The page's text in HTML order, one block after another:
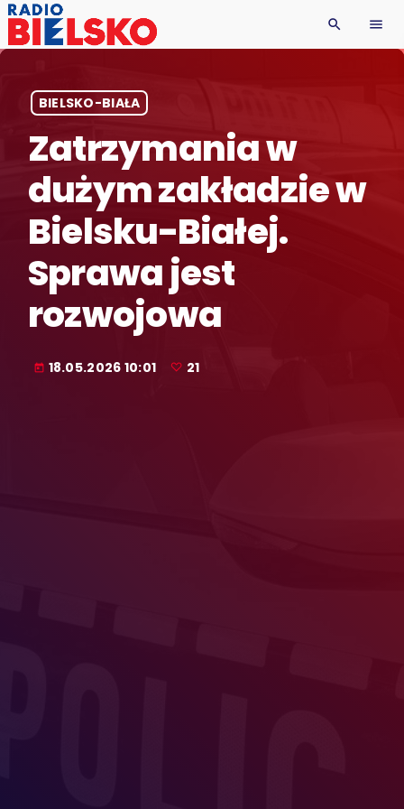
search menu
BIELSKO-BIAŁA
Zatrzymania w
dużym zakładzie w
Bielsku-Białej.
Sprawa jest
rozwojowa
today 18.05.2026 10:01 21